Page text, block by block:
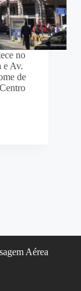
no
e Av.
de
Aérea